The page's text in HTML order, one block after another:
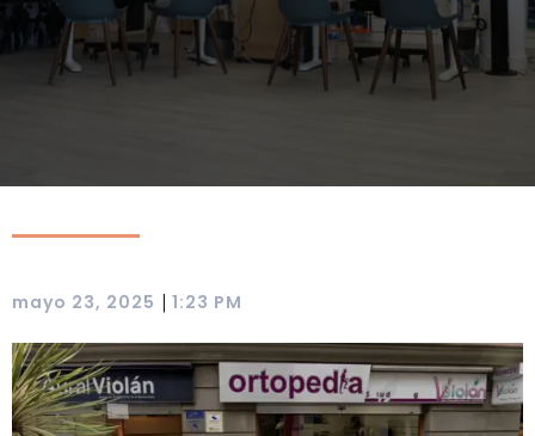
mayo 23, 2025 | 1:23 PM